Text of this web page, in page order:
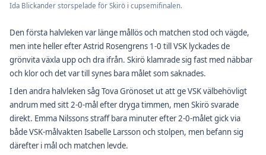
Ida Blickander storspelade för Skirö i cupsemifinalen.
Den första halvleken var länge mållös och matchen stod och vägde,
men inte heller efter Astrid Rosengrens 1-0 till VSK lyckades de
grönvita växla upp och dra ifrån. Skirö klamrade sig fast med näbbar
och klor och det var till synes bara målet som saknades.
I den andra halvleken såg Tova Grönoset ut att ge VSK välbehövligt
andrum med sitt 2-0-mål efter dryga timmen, men Skirö svarade
direkt. Emma Nilssons straff bara minuter efter 2-0-målet gick via
både VSK-målvakten Isabelle Larsson och stolpen, men befann sig
därefter i mål och matchen levde.